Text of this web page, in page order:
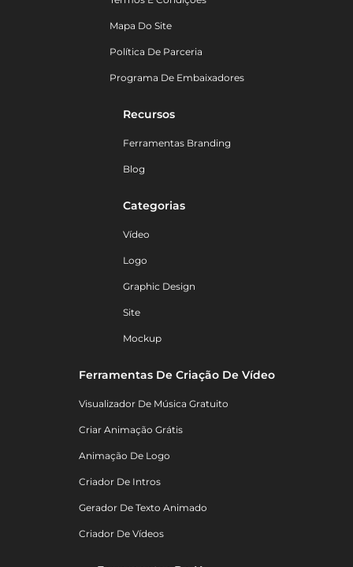
Mapa Do Site
Política De Parceria
Programa De Embaixadores
Recursos
Ferramentas Branding
Blog
Categorias
Vídeo
Logo
Graphic Design
Site
Mockup
Ferramentas De Criação De Vídeo
Visualizador De Música Gratuito
Criar Animação Grátis
Animação De Logo
Criador De Intros
Gerador De Texto Animado
Criador De Vídeos